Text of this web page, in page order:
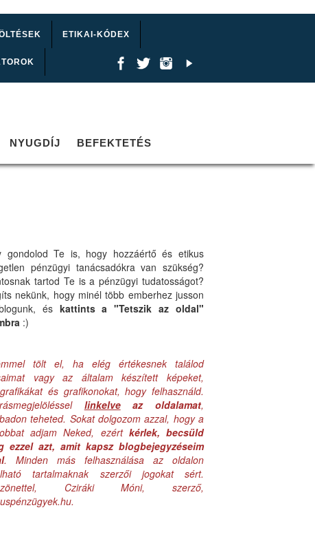
ETIKAI-KÓDEX
NYUGDÍJ BEFEKTETÉS
gondolod Te is, hogy hozzáértő és etikus
pénzügyi tanácsadókra van szükség?
tartod Te is a pénzügyi tudatosságot?
nekünk, hogy minél több emberhez jusson
és kattints a "Tetszik az oldal"
:)
tölt el, ha elég értékesnek találod
vagy az általam készített képeket,
és grafikonokat, hogy felhasználd.
linkelveaz oldalamat,
teheted. Sokat dolgozom azzal, hogy a
adjam Neked, ezért kérlek, becsüld
ezzel azt, amit kapsz blogbejegyzéseim
. Minden más felhasználása az oldalon
tartalmaknak szerzői jogokat sért.
Cziráki Móni, szerző,